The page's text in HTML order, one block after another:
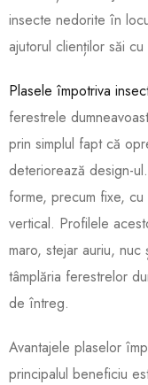
insecte nedorite în
ajutorul clienților săi
Plasele împotriva
ferestrele
prin simplul fapt că
deteriorează design-
forme, precum fixe,
vertical. Profilele
maro, stejar auriu,
tâmplăria ferestrelor
de întreg.
Avantajele plaselor
principalul beneficiu